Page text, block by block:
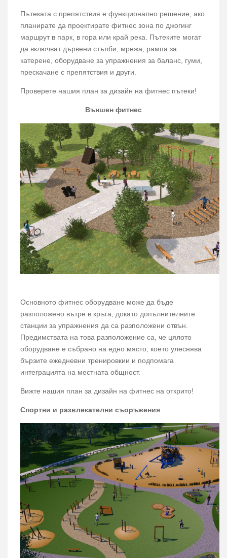
Пътеката с препятствия е функционално решение, ако
планирате да проектирате фитнес зона по джогинг
маршрут в парк, в гора или край река. Пътеките могат
да включват дървени стълби, мрежа, рампа за
катерене, оборудване за упражнения за баланс, гуми,
прескачане с препятствия и други.
Проверете нашия план за дизайн на фитнес пътеки!
Външен фитнес
Основното фитнес оборудване може да бъде
разположено вътре в кръга, докато допълнителните
станции за упражнения да са разположени отвън.
Предимствата на това разположение са, че цялото
оборудване е събрано на едно място, което улеснява
бързите ежедневни тренировкии и подпомага
интеграцията на местната общност.
Вижте нашия план за дизайн на фитнес на открито!
Спортни и развлекателни съоръжения